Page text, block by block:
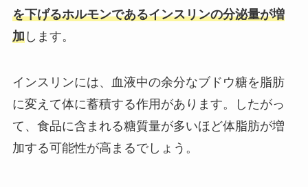
を下げるホルモンであるインスリンの分泌量が増
加します。
インスリンには、血液中の余分なブドウ糖を脂肪
に変えて体に蓄積する作用があります。したがっ
て、食品に含まれる糖質量が多いほど体脂肪が増
加する可能性が高まるでしょう。